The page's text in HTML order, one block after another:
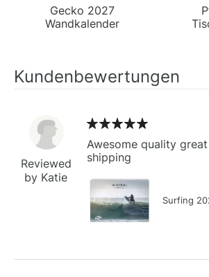
Gecko 2027
Wandkalender
Kundenbewertungen
Reviewed
by Katie
Awesome quality
shipping
Surfing